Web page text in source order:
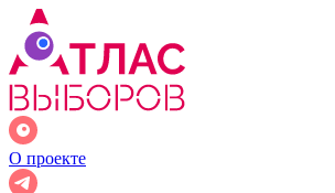
О проекте